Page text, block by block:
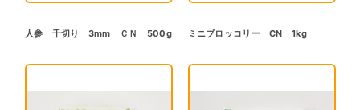
人参 千切り 3mm ＣＮ 500g ミニブロッコリー CN 1kg